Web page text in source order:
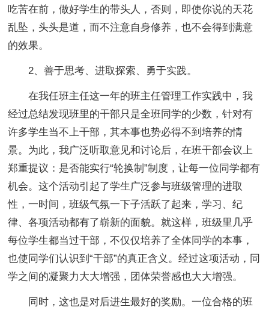
吃苦在前，做好学生的带头人，否则，即使你说的天花
乱坠，头头是道，而不注意自身修养，也不会得到满意
的效果。
2、善于思考、进取探索、勇于实践。
在我任班主任这一年的班主任管理工作实践中，我
经过总结发现班里的干部只是全班同学的少数，针对有
许多学生当不上干部，其本事也势必得不到培养的情
景。为此，我广泛听取意见和讨论后，在班干部会议上
郑重提议：是否能实行“轮换制”制度，让每一位同学都有
机会。这个活动引起了学生广泛参与班级管理的进取
性，一时间，班级气氛一下子活跃了起来，学习、纪
律、各项活动都有了崭新的面貌。就这样，班级里几乎
每位学生都当过干部，不仅仅培养了全体同学的本事，
也使同学们认识到“干部”的真正含义。经过这项活动，同
学之间的凝聚力大大增强，团体荣誉感也大大增强。
同时，这也是对后进生最好的奖励。一位合格的班